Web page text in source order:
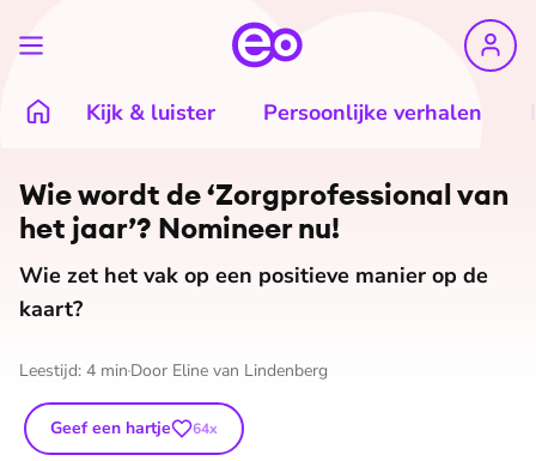
Kijk & luister Persoonlijke verhalen
©Nathalie van der Straten
Wie wordt de ‘Zorg­pro­fes­si­o­nal van
het jaar’? Nomineer nu!
Wie zet het vak op een positieve manier op de
kaart?
Leestijd: 4 min Door Eline van Lindenberg
Geef een hartje 64x